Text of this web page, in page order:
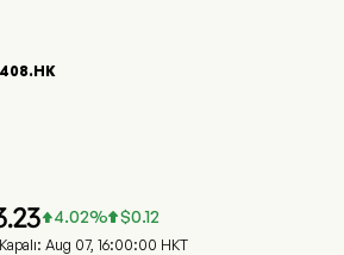
4.02% $0.12
Aug 07, 16:00:00 HKT